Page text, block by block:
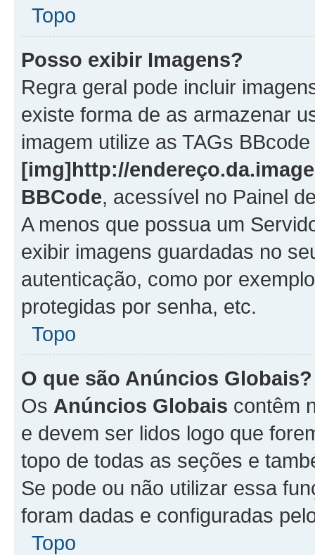
Topo
Posso exibir Imagens?
Regra geral pode incluir
existe forma de as armazenar
imagem utilize as TAGs BBcode
[img]http://
BBCode, acessível no Painel
A menos que possua um
exibir imagens guardadas no
autenticação, como por
protegidas por senha, etc.
Topo
O que são Anúncios Globais?
Os Anúncios Globais contêm
e devem ser lidos logo que
topo de todas as seções e
Se pode ou não utilizar essa
foram dadas e configuradas
Topo